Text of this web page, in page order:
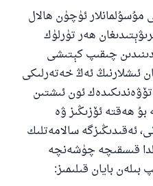
ئۈچۈن ھالال
ھەر تۈرلۈك
چىقىپ كېتىشى
ئىشلارنىڭ ئەڭ خەتەرلىكى
ئون ئىشتىن
ھەقتە ئۆزىڭىز ۋە
ئەقىدىڭىزگە سالامەتلىك
قىسقىچە چۈشەنچە
بايان قىلىمىز: